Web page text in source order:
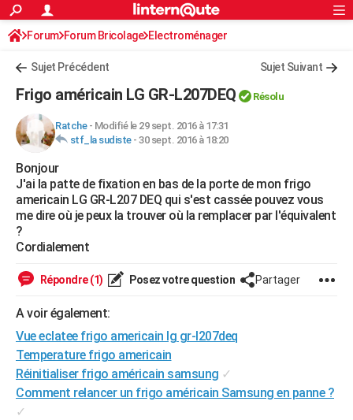
ACTUALITÉS
Politique
Société
Faits Divers
Education
Monde
Villes
+
FINANCE
Retraite
Impôts
Epargne
Immobilier
Risques naturels par ville
Banque
Assurance
Crédit
AUTO
Essais
Réserver un essai
Citadines
Berlines
SUV
Forum auto
+HIGH-TECH
Mobiles
Meilleur smartphone
Internet
Ordinateurs
Jeux vidéo
Guide high-tech
+BRICOLAGE
Forum
Aménagement intérieur
Extérieur
Cuisine
Salle de bains
Jardinage
Rangement
WEEK-END
Guides de France
Escapades
Patrimoine
Expositions
Musées
Week-end nature
LIFESTYLE
SANTE
Alimentation
Guide de la santé
Maladies
Médicaments
Sommeil
VOYAGE
Destinations
City break
Voyage nature
Voyage de noces
Forum
Climat
+PHOTO
S'inscrire
Connexion
Forum Forum Bricolage Electroménager
Sujet Précédent Sujet Suivant
Frigo américain LG GR-L207DEQ Résolu
Ratche- Modifié le 29 sept. 2016 à 17:31
stf_la sudiste- 30 sept. 2016 à 18:20
Bonjour
J'ai la patte de fixation en bas de la porte de mon frigo
americain LG GR-L207 DEQ qui s'est cassée pouvez vous
me dire où je peux la trouver où la remplacer par l'équivalent
?
Cordialement
Répondre (1) Posez votre question Partager
A voir également:
Vue eclatee frigo americain lg gr-l207deq
Temperature frigo americain
Réinitialiser frigo américain samsung ✓
Comment relancer un frigo américain Samsung en panne ?
✓